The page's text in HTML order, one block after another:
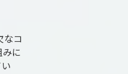
なコ
に